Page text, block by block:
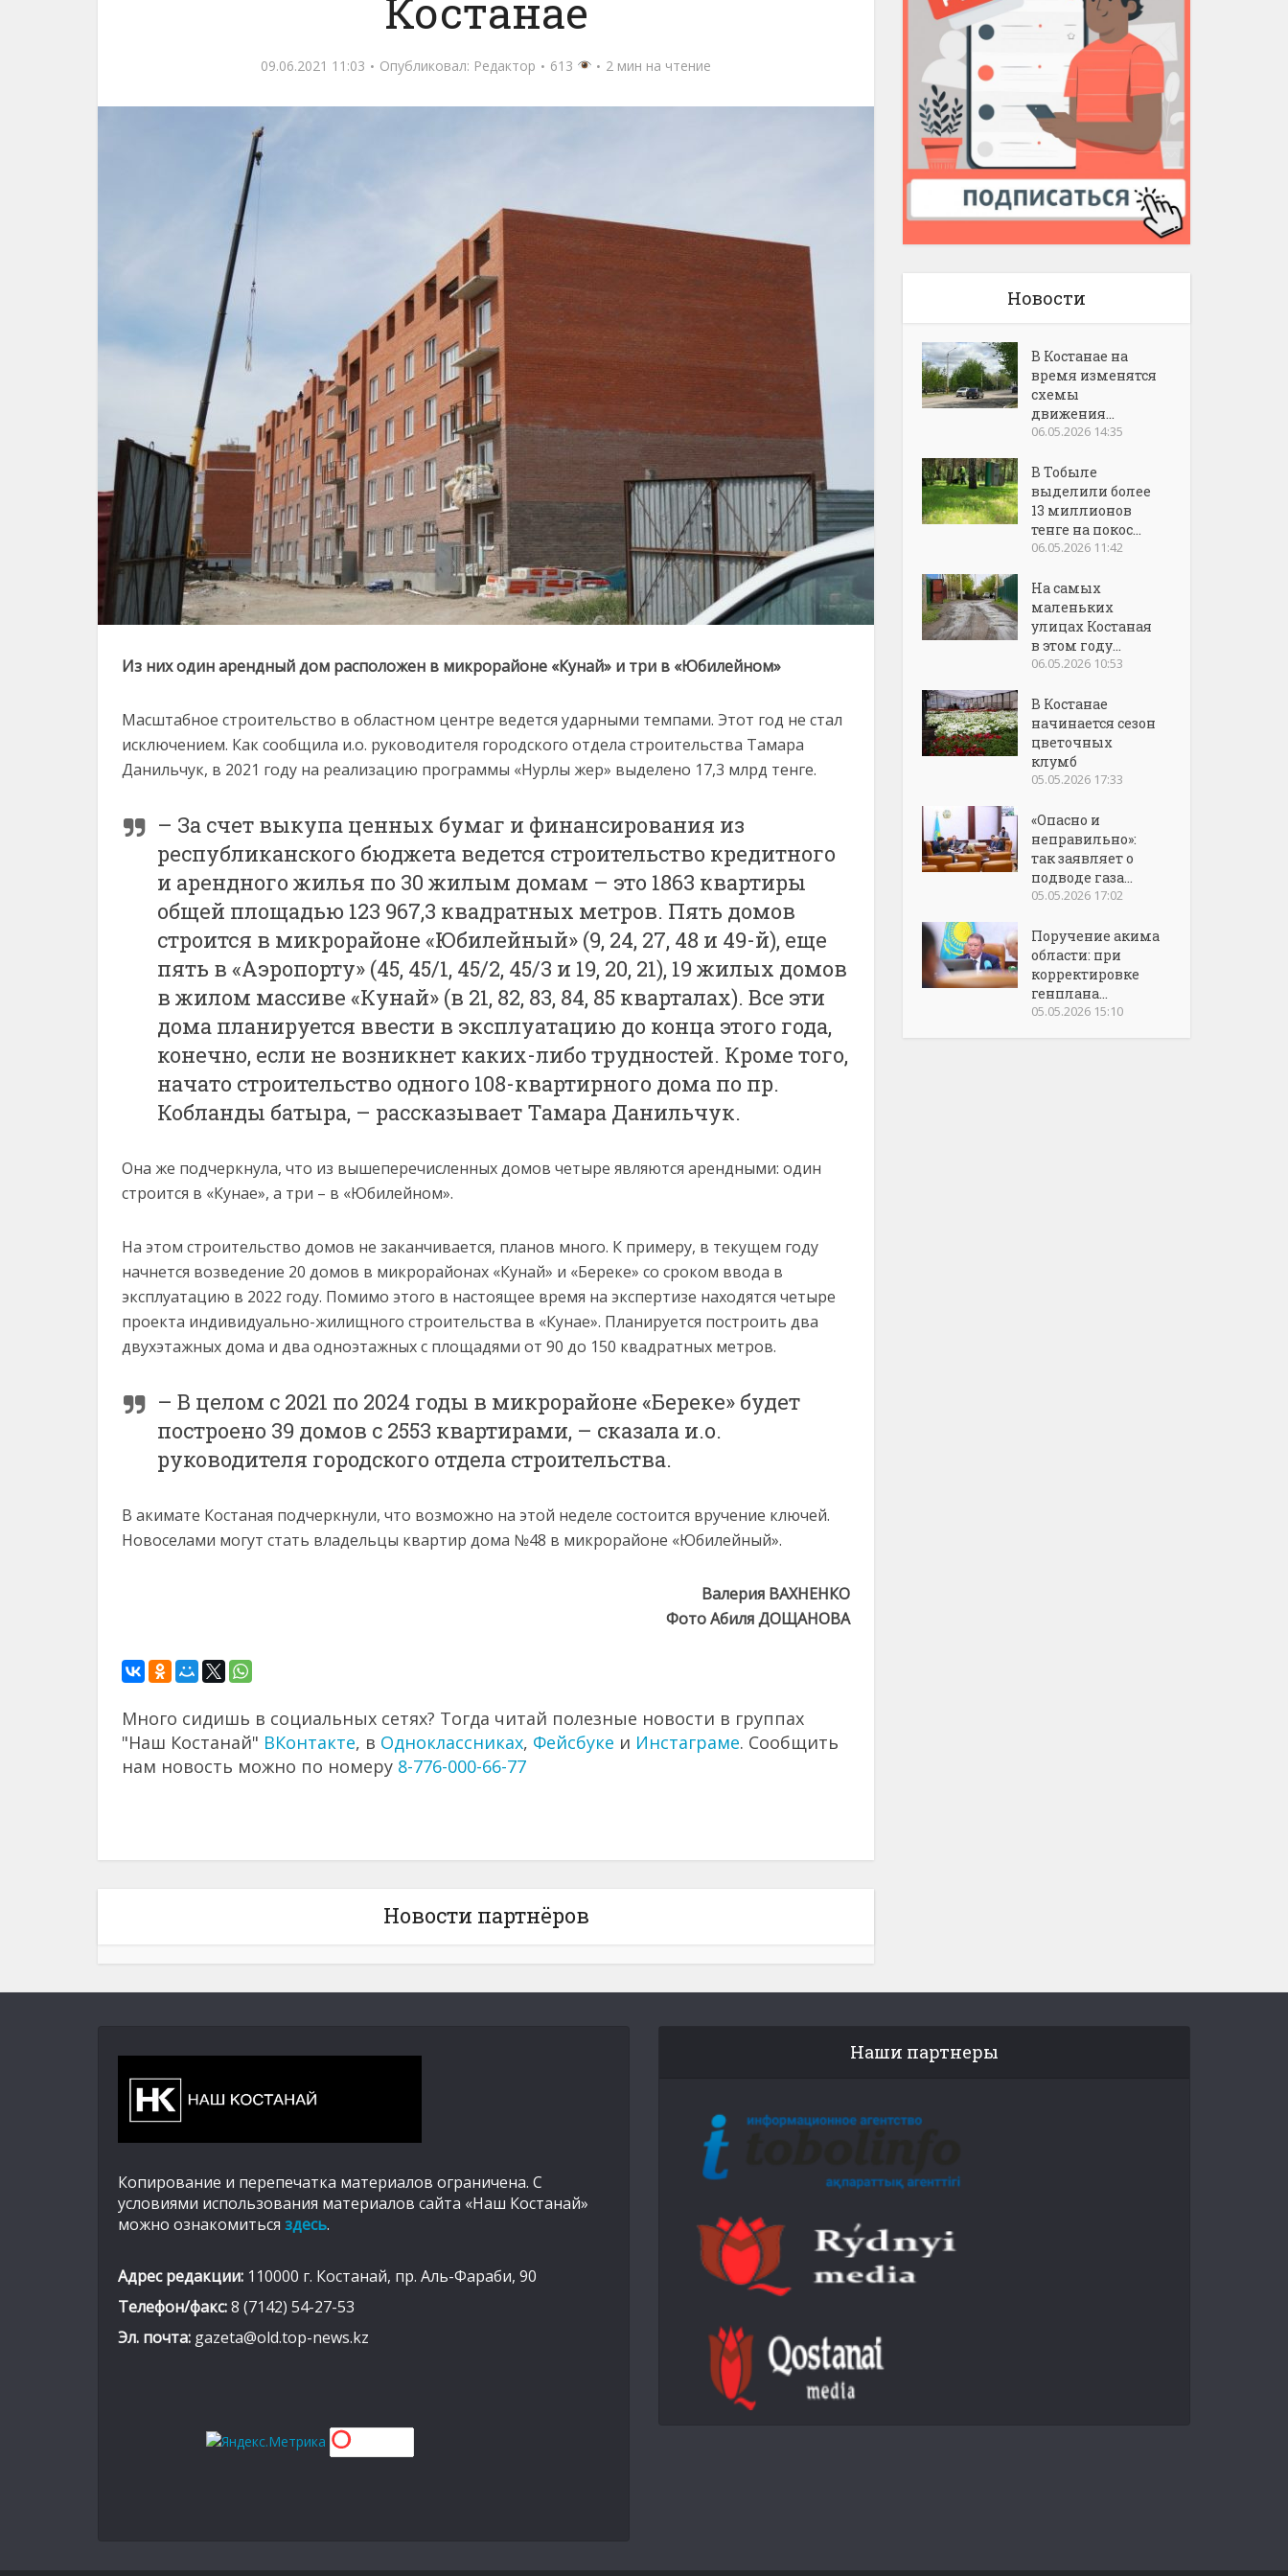
Костанае
09.06.2021 11:03 Опубликовал: Редактор 613 2 мин на чтение
Из них один арендный дом расположен в микрорайоне «Кунай» и три в «Юбилейном»
Масштабное строительство в областном центре ведется ударными темпами. Этот год не стал
исключением. Как сообщила и.о. руководителя городского отдела строительства Тамара
Данильчук, в 2021 году на реализацию программы «Нурлы жер» выделено 17,3 млрд тенге.
– За счет выкупа ценных бумаг и финансирования из
республиканского бюджета ведется строительство кредитного
и арендного жилья по 30 жилым домам – это 1863 квартиры
общей площадью 123 967,3 квадратных метров. Пять домов
строится в микрорайоне «Юбилейный» (9, 24, 27, 48 и 49-й), еще
пять в «Аэропорту» (45, 45/1, 45/2, 45/3 и 19, 20, 21), 19 жилых домов
в жилом массиве «Кунай» (в 21, 82, 83, 84, 85 кварталах). Все эти
дома планируется ввести в эксплуатацию до конца этого года,
конечно, если не возникнет каких-либо трудностей. Кроме того,
начато строительство одного 108-квартирного дома по пр.
Кобланды батыра, – рассказывает Тамара Данильчук.
Она же подчеркнула, что из вышеперечисленных домов четыре являются арендными: один
строится в «Кунае», а три – в «Юбилейном».
На этом строительство домов не заканчивается, планов много. К примеру, в текущем году
начнется возведение 20 домов в микрорайонах «Кунай» и «Береке» со сроком ввода в
эксплуатацию в 2022 году. Помимо этого в настоящее время на экспертизе находятся четыре
проекта индивидуально-жилищного строительства в «Кунае». Планируется построить два
двухэтажных дома и два одноэтажных с площадями от 90 до 150 квадратных метров.
– В целом с 2021 по 2024 годы в микрорайоне «Береке» будет
построено 39 домов с 2553 квартирами, – сказала и.о.
руководителя городского отдела строительства.
В акимате Костаная подчеркнули, что возможно на этой неделе состоится вручение ключей.
Новоселами могут стать владельцы квартир дома №48 в микрорайоне «Юбилейный».
Валерия ВАХНЕНКО
Фото Абиля ДОЩАНОВА
Много сидишь в социальных сетях? Тогда читай полезные новости в группах
"Наш Костанай" ВКонтакте, в Одноклассниках, Фейсбуке и Инстаграме. Сообщить
нам новость можно по номеру 8-776-000-66-77
Новости партнёров
Новости
В Костанае на
время изменятся
схемы
движения...
06.05.2026 14:35
В Тобыле
выделили более
13 миллионов
тенге на покос...
06.05.2026 11:42
На самых
маленьких
улицах Костаная
в этом году...
06.05.2026 10:53
В Костанае
начинается сезон
цветочных
клумб
05.05.2026 17:33
«Опасно и
неправильно»:
так заявляет о
подводе газа...
05.05.2026 17:02
Поручение акима
области: при
корректировке
генплана...
05.05.2026 15:10
Копирование и перепечатка материалов ограничена. С
условиями использования материалов сайта «Наш Костанай»
можно ознакомиться здесь.
Адрес редакции: 110000 г. Костанай, пр. Аль-Фараби, 90
Телефон/факс:8 (7142) 54-27-53
Эл. почта: gazeta@old.top-news.kz
Наши партнеры